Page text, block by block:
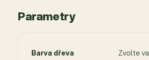
Parametry
Barva dřeva
Zvolte